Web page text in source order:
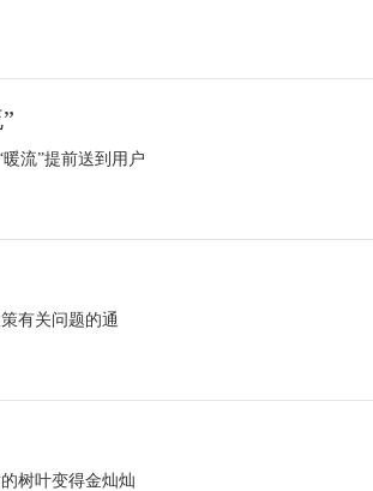
流”提前送到用户
有关问题的通
树叶变得金灿灿